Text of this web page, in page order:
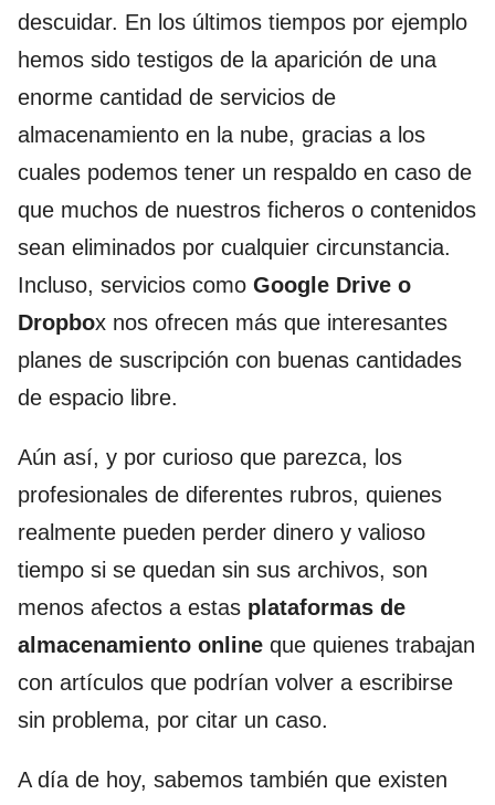
descuidar. En los últimos tiempos por ejemplo
hemos sido testigos de la aparición de una
enorme cantidad de servicios de
almacenamiento en la nube, gracias a los
cuales podemos tener un respaldo en caso de
que muchos de nuestros ficheros o contenidos
sean eliminados por cualquier circunstancia.
Incluso, servicios como Google Drive o
Dropbox nos ofrecen más que interesantes
planes de suscripción con buenas cantidades
de espacio libre.
Aún así, y por curioso que parezca, los
profesionales de diferentes rubros, quienes
realmente pueden perder dinero y valioso
tiempo si se quedan sin sus archivos, son
menos afectos a estas plataformas de
almacenamiento online que quienes trabajan
con artículos que podrían volver a escribirse
sin problema, por citar un caso.
A día de hoy, sabemos también que existen